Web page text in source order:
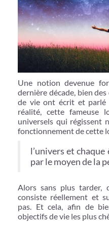
Une notion devenue
dernière décade, bien
de vie ont écrit et parlé
réalité, cette fameuse
universels qui régissent
fonctionnement de cette
l’univers et
par le moyen de la
Alors sans plus tarder,
consiste réellement et
pas. Et cela, afin de
objectifs de vie les plus